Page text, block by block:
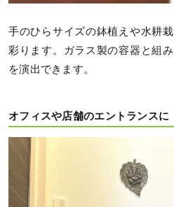
手のひらサイズの鉢植えや水耕
彩ります。ガラス製の容器と組
を演出できます。
オフィスや店舗のエントランスに